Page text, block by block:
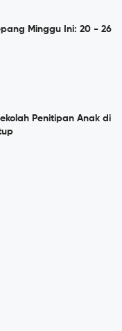
Minggu Ini: 20 - 26
Penitipan Anak di